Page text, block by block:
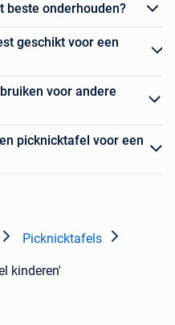
beste onderhouden?
geschikt voor een
voor andere
picknicktafel voor een
Picknicktafels
kinderen'